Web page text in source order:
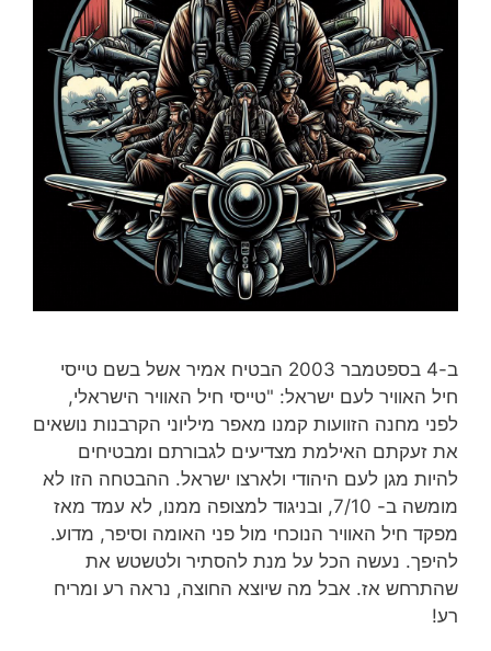
ב-4 בספטמבר 2003 הבטיח אמיר אשל בשם טייסי
חיל האוויר לעם ישראל: "טייסי חיל האוויר הישראלי,
לפני מחנה הזוועות קמנו מאפר מיליוני הקרבנות נושאים
את זעקתם האילמת מצדיעים לגבורתם ומבטיחים
להיות מגן לעם היהודי ולארצו ישראל. ההבטחה הזו לא
מומשה ב- 7/10, ובניגוד למצופה ממנו, לא עמד מאז
מפקד חיל האוויר הנוכחי מול פני האומה וסיפר, מדוע.
להיפך. נעשה הכל על מנת להסתיר ולטשטש את
שהתרחש אז. אבל מה שיוצא החוצה, נראה רע ומריח
רע!